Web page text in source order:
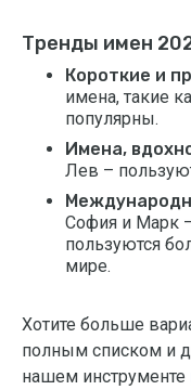
Тренды имен
Короткие и
имена, такие
популярны.
Имена,
Лев –
София и Марк
пользуются
мире.
Хотите больше
полным списком и
нашем инструменте